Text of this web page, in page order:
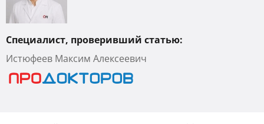
Специалист, проверивший статью:
Истюфеев Максим Алексеевич